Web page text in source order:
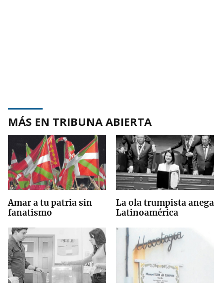
MÁS EN TRIBUNA ABIERTA
Amar a tu patria sin
fanatismo
La ola trumpista anega
Latinoamérica